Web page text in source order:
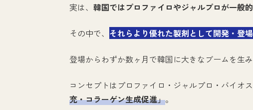
実は、 韓国ではプロファイロやジャルプロが一般
その中で、 それらより優れた製剤として開発・登
登場からわずか数ヶ月で韓国に大きなブームを生
コンセプトはプロファイロ・ジャルプロ・バイオ
充・コラーゲン生成促進」。